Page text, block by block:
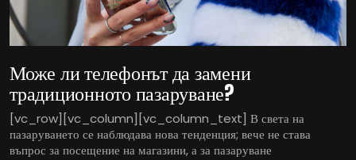
Може ли телефонът да замени
традиционното пазаруване?
[vc_row][vc_column][vc_column_text] В света на
пазаруването се наблюдава нова тенденция; вече не става
въпрос за посещение на магазини, а за пазаруване